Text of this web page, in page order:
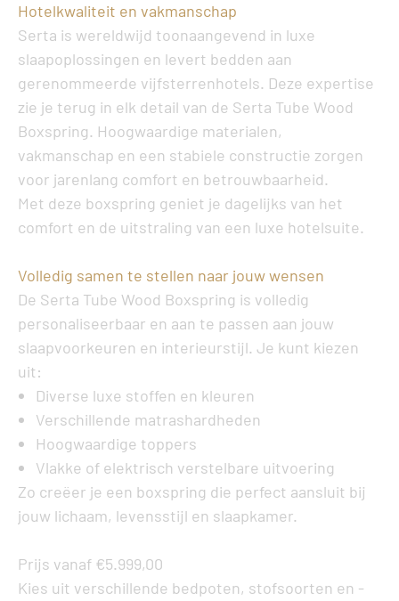
Hotelkwaliteit en vakmanschap
Serta is wereldwijd toonaangevend in luxe
slaapoplossingen en levert bedden aan
gerenommeerde vijfsterrenhotels. Deze expertise
zie je terug in elk detail van de Serta Tube Wood
Boxspring. Hoogwaardige materialen,
vakmanschap en een stabiele constructie zorgen
voor jarenlang comfort en betrouwbaarheid.
Met deze boxspring geniet je dagelijks van het
comfort en de uitstraling van een luxe hotelsuite.
Volledig samen te stellen naar jouw wensen
De Serta Tube Wood Boxspring is volledig
personaliseerbaar en aan te passen aan jouw
slaapvoorkeuren en interieurstijl. Je kunt kiezen
uit:
Diverse luxe stoffen en kleuren
Verschillende matrashardheden
Hoogwaardige toppers
Vlakke of elektrisch verstelbare uitvoering
Zo creëer je een boxspring die perfect aansluit bij
jouw lichaam, levensstijl en slaapkamer.
Prijs vanaf €5.999,00
Kies uit verschillende bedpoten, stofsoorten en -